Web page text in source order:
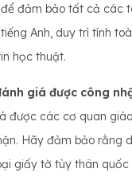
để đảm bảo tất cả các
Anh, duy trì tính
học thuật.
giá được công
được các cơ quan
Hãy đảm bảo rằng
giấy tờ tùy thân quốc